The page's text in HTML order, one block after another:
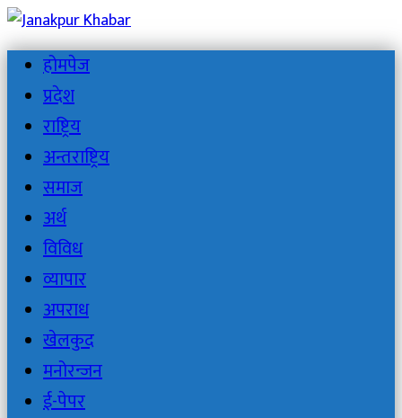
होमपेज
प्रदेश
राष्ट्रिय
अन्तराष्ट्रिय
समाज
अर्थ
विविध
व्यापार
अपराध
खेलकुद
मनोरन्जन
ई-पेपर